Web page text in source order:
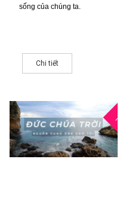
sống của chúng ta.
Chi tiết
THG5